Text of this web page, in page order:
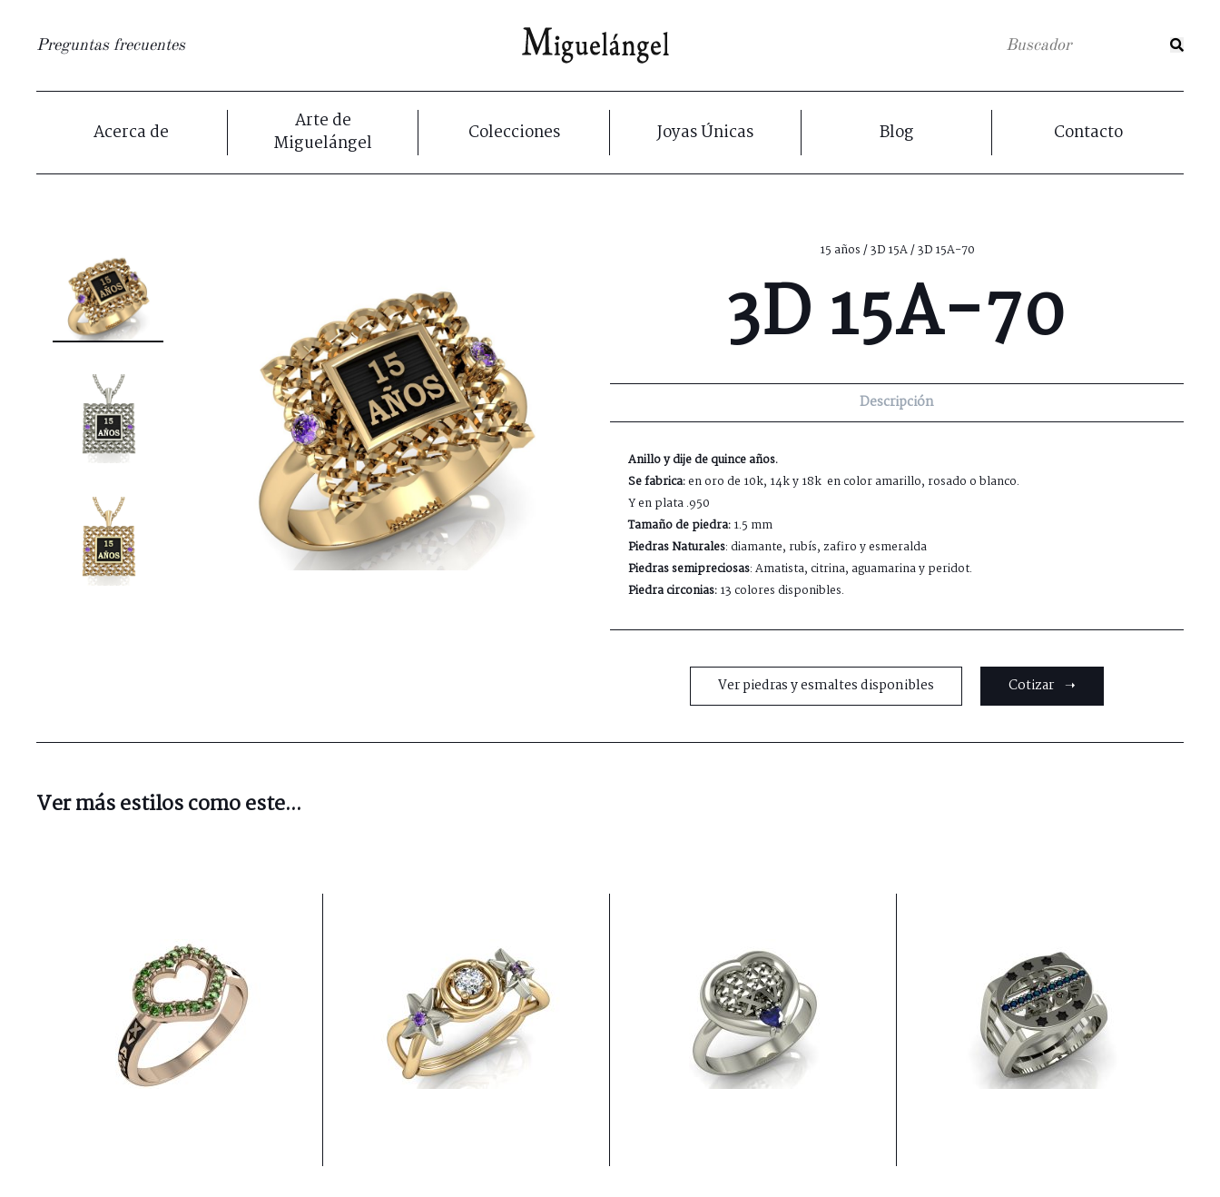
Preguntas frecuentes
Acerca de
Arte de
Miguelángel
Colecciones Joyas Únicas Blog Contacto
15 años/3D 15A/ 3D 15A-70
3D 15A-70
Descripción
Anillo y dije de quince años.
Se fabrica:en oro de 10k, 14k y 18k en color amarillo, rosado o blanco.
Y en plata .950
Tamaño de piedra:1.5 mm
Piedras Naturales: diamante, rubís, zafiro y esmeralda
Piedras semipreciosas: Amatista, citrina, aguamarina y peridot.
Piedra circonias:13 colores disponibles.
Ver piedras y esmaltes disponibles Cotizar ➝
Ver más estilos como este...